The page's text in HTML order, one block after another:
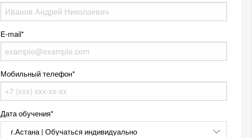
E-mail
Мобильный телефон
Дата обучения